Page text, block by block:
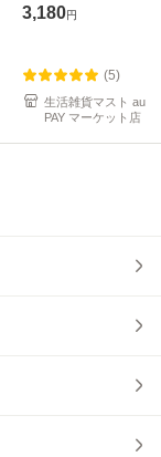
選べる2本セット
ガラス ピッチャー
冷水筒
3,180円
(5)
生活雑貨マスト au
PAY マーケット店